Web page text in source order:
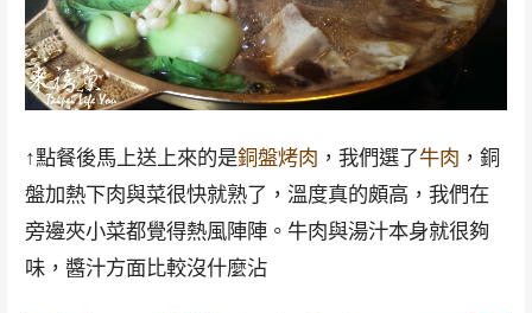
↑點餐後馬上送上來的是銅盤烤肉 ，我們選了牛肉 ，銅
盤加熱下肉與菜很快就熟了，溫度真的頗高，我們在
旁邊夾小菜都覺得熱風陣陣。牛肉與湯汁本身就很夠
味，醬汁方面比較沒什麼沾